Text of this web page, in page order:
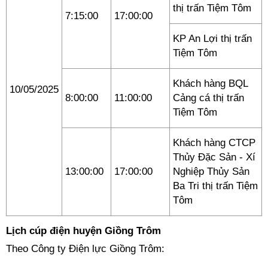
10/05/2025
7:15:00 17:00:00
thị trấn Tiệm Tôm
KP An Lợi thị trấn
Tiệm Tôm
8:00:00 11:00:00
Khách hàng BQL
Cảng cá thị trấn
Tiệm Tôm
13:00:00 17:00:00
Khách hàng CTCP
Thủy Đặc Sản - Xí
Nghiệp Thủy Sản
Ba Tri thị trấn Tiệm
Tôm
Lịch cúp điện huyện Giồng Trôm
Theo Công ty Điện lực Giồng Trôm: